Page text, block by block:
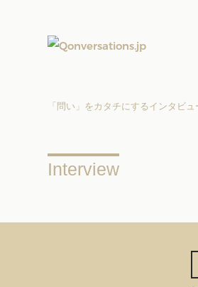
「問い」をカタチにするインタビ
Interview